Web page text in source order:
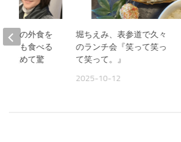
堀ちえみ、表参道で久々
のランチ会『笑って笑っ
て笑って。』
2025-10-12
夫との外食を
よりも食べる
て改めて驚